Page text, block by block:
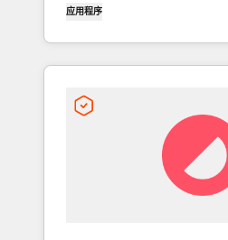
应用程序